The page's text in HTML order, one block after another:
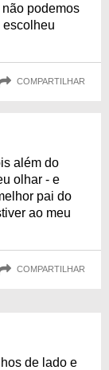
podemos
escolheu
COMPARTILHAR
além do
olhar - e
pai do
ao meu
COMPARTILHAR
de lado e